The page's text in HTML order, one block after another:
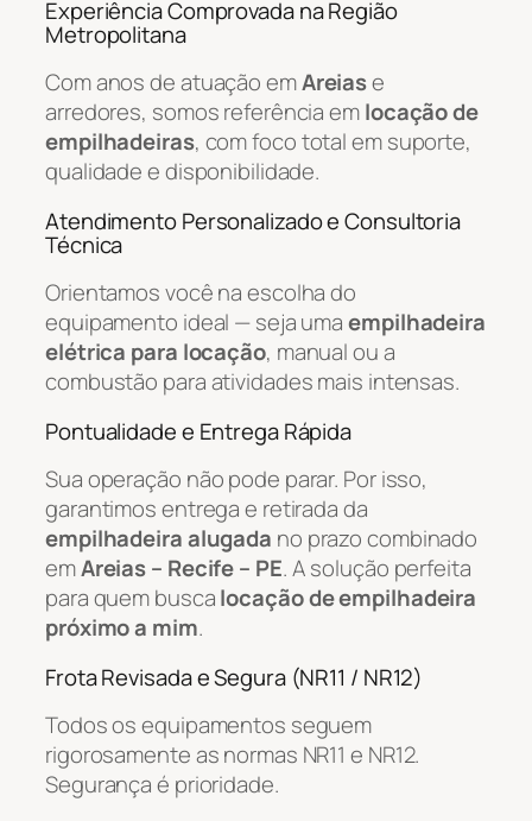
Experiência Comprovada na Região
Metropolitana
Com anos de atuação emAreiase
arredores, somos referência emlocação de
empilhadeiras, com foco total em suporte,
qualidade e disponibilidade.
Atendimento Personalizado e Consultoria
Técnica
Orientamos você na escolha do
equipamento ideal — seja umaempilhadeira
elétrica para locação, manual ou a
combustão para atividades mais intensas.
Pontualidade e Entrega Rápida
Sua operação não pode parar. Por isso,
garantimos entrega e retirada da
empilhadeira alugada no prazo combinado
emAreias – Recife – PE. A solução perfeita
para quem buscalocação de empilhadeira
próximo a mim.
Frota Revisada e Segura (NR11 / NR12)
Todos os equipamentos seguem
rigorosamente as normas NR11 e NR12.
Segurança é prioridade.